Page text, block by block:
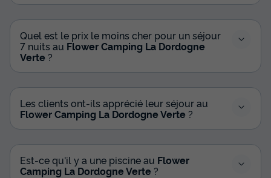
MOBILHOME 6 personnes - Mobil Home CONFORT 3
chambres + climatisation
du06/09/2026 13/09/2026
350 €
Voir les disponibilités
Quel est le prix le moins cher pour un séjour
7 nuits au Flower Camping La Dordogne
Verte ?
Les clients ont-ils apprécié leur séjour au
Flower Camping La Dordogne Verte ?
Est-ce qu'il y a une piscine au Flower
Camping La Dordogne Verte ?